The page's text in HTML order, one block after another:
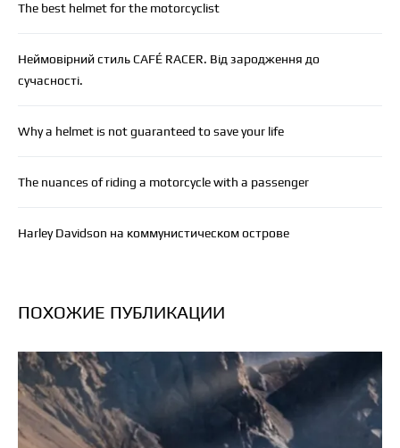
The best helmet for the motorcyclist
Неймовірний стиль CAFÉ RACER. Від зародження до
сучасності.
Why a helmet is not guaranteed to save your life
The nuances of riding a motorcycle with a passenger
Harley Davidson на коммунистическом острове
ПОХОЖИЕ ПУБЛИКАЦИИ